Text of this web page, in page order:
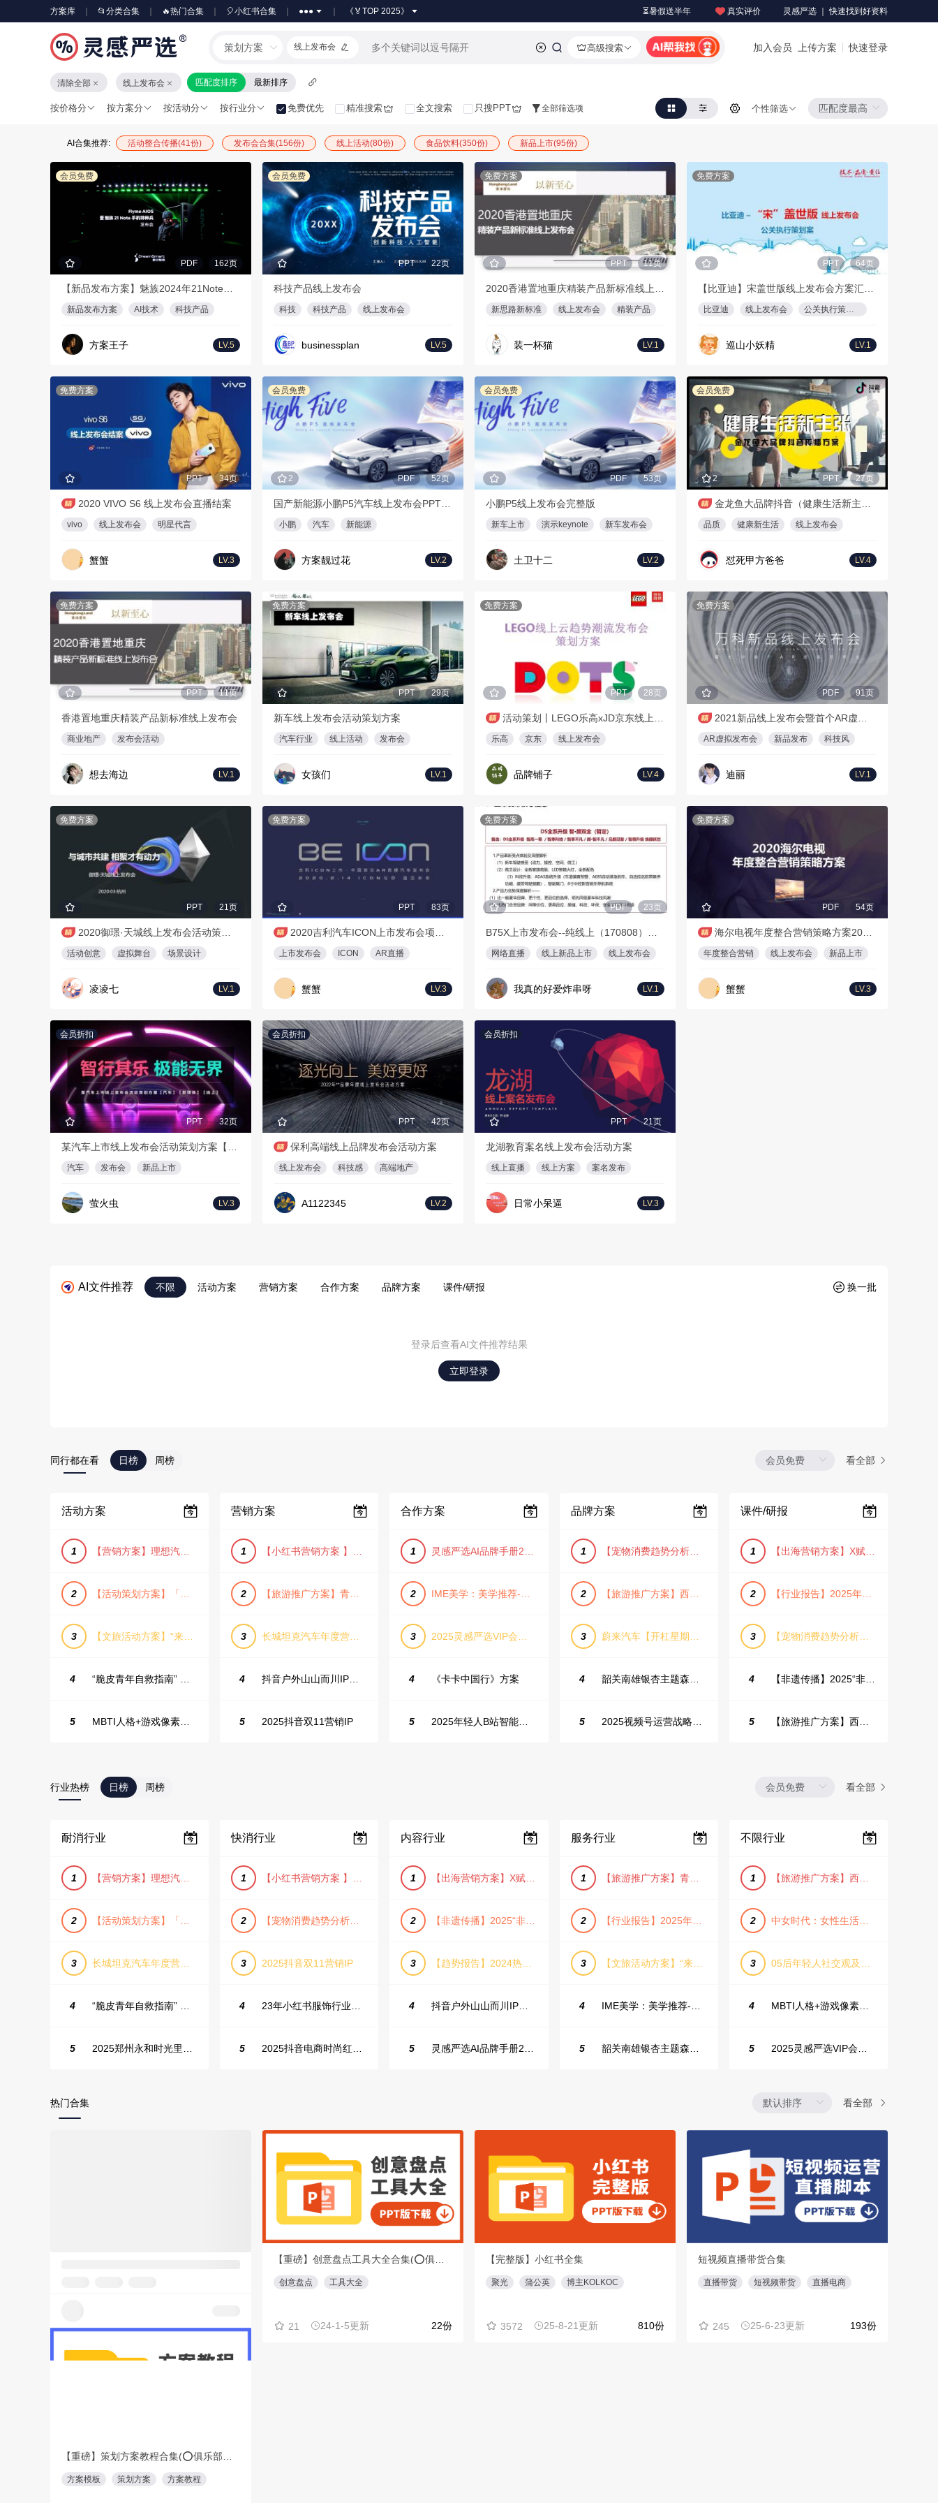
方案库 📂分类合集 🔥热门合集 🎈小红书合集 ●●● 《🏅TOP 2025》 ⏳暑假送半年 真实评价 灵感严选 ｜ 快速找到好资料
策划方案 线上发布会 高级搜索 加入会员 上传方案 快速登录
清除全部 线上发布会 匹配度排序 最新排序
按价格分 按方案分 按活动分 按行业分 免费优先 精准搜索 全文搜索 只搜PPT 全部筛选项 个性筛选
AI合集推荐: 活动整合传播(41份) 发布会合集(156份) 线上活动(80份) 食品饮料(350份) 新品上市(95份)
会员免费
PDF 162页
【新品发布方案】魅族2024年21Note手机线上发布会（AI技术/科技产品/智能生态）
新品发布方案 AI技术 科技产品
方案王子 LV.5
会员免费
PPT 22页
科技产品线上发布会
科技 科技产品 线上发布会
businessplan LV.5
免费方案
PPT 11页
2020香港置地重庆精装产品新标准线上发布会
新思路新标准 线上发布会 精装产品
装一杯猫 LV.1
免费方案
PPT 64页
【比亚迪】宋盖世版线上发布会方案汇报－64页
比亚迪 线上发布会 公关执行策划案
巡山小妖精 LV.1
免费方案
PPT 34页
2020 VIVO S6 线上发布会直播结案
vivo 线上发布会 明星代言
蟹蟹 LV.3
会员免费
2 PDF 52页
小鹏 汽车 新能源
方案靓过花 LV.2
会员免费
PDF 53页
小鹏P5线上发布会完整版
新车上市 演示keynote 新车发布会
土卫十二 LV.2
会员免费
2 PPT 27页
品质 健康新生活 线上发布会
怼死甲方爸爸 LV.4
免费方案
PPT 11页
香港置地重庆精装产品新标准线上发布会
商业地产 发布会活动
想去海边 LV.1
免费方案
PPT 29页
新车线上发布会活动策划方案
汽车行业 线上活动 发布会
女孩们 LV.1
免费方案
PPT 28页
乐高 京东 线上发布会
品牌铺子 LV.4
免费方案
PDF 91页
AR虚拟发布会 新品发布 科技风
迪丽 LV.1
免费方案
PPT 21页
活动创意 虚拟舞台 场景设计
凌凌七 LV.1
免费方案
PPT 83页
上市发布会 ICON AR直播
蟹蟹 LV.3
免费方案
PDF 23页
网络直播 线上新品上市 线上发布会
我真的好爱炸串呀 LV.1
免费方案
PDF 54页
年度整合营销 线上发布会 新品上市
蟹蟹 LV.3
会员折扣
PPT 32页
某汽车上市线上发布会活动策划方案【汽车】【新媒体】【线上】
汽车 发布会 新品上市
萤火虫 LV.3
会员折扣
PPT 42页
保利高端线上品牌发布会活动方案
线上发布会 科技感 高端地产
A1122345 LV.2
会员折扣
PPT 21页
龙湖教育案名线上发布会活动方案
线上直播 线上方案 案名发布
日常小呆逼 LV.3
AI文件推荐 不限 活动方案 营销方案 合作方案 品牌方案 课件/研报 换一批
登录后查看AI文件推荐结果
立即登录
同行都在看 日榜 周榜 看全部
活动方案
1 【营销方案】理想汽车车主露营户外旅行保客活动策划方案
2 【活动策划方案】「团圆盛景」趣味中秋游园会活动策划方案
3 【文旅活动方案】“来和月亮撞个满怀”文旅景区中秋露营音乐会团建拓展方案
4 “脆皮青年自救指南” 五一城市解压生活节活动策划案
5 MBTI人格+游戏像素风主题企业年会
营销方案
1 【小红书营销方案 】2025小红书节日大促节点大促IP营销方案
2 【旅游推广方案】青岛城市活力与山海魅力旅游推广方案（PPT格式）
3 长城坦克汽车年度营销活动方案
4 抖音户外山山而川IP整合营销方案
5 2025抖音双11营销IP
合作方案
1 灵感严选AI品牌手册2025_9.0（下载原件更清晰）
2 IME美学：美学推荐-飞猪旅行春节营销通案
3 2025灵感严选VIP会员手册【向团队介绍/采购报销用】
4 《卡卡中国行》方案
5 2025年轻人B站智能生活家趋势报告
品牌方案
1 【宠物消费趋势分析方案】2025年宠物市场消费报告（创意风/橙色风/数据驱动）
2 【旅游推广方案】西安城市旅游介绍PPT（古风/文化/历史）
3 蔚来汽车【开杠星期三】栏目brief
4 韶关南雄银杏主题森林公园总体设计概念规划方案
5 2025视频号运营战略：数据驱动增长全景指南
课件/研报
1 【出海营销方案】X赋能全球决策链成就中国科技品牌2025年营销方案（PDF格式）
2 【行业报告】2025年Q1证券行业薪酬趋势分析
3 【宠物消费趋势分析方案】2025年宠物市场消费报告（创意风/橙色风/数据驱动）
4 【非遗传播】2025“非遗融入现代生活”互联网平台助力非遗传播与消费专题报告（PDF格式）
5 【旅游推广方案】西安城市旅游介绍PPT（古风/文化/历史）
行业热榜 日榜 周榜 看全部
耐消行业
1 【营销方案】理想汽车车主露营户外旅行保客活动策划方案
2 【活动策划方案】「团圆盛景」趣味中秋游园会活动策划方案
3 长城坦克汽车年度营销活动方案
4 “脆皮青年自救指南” 五一城市解压生活节活动策划案
5 2025郑州永和时光里高校街舞大赛活动策划方案
快消行业
1 【小红书营销方案 】2025小红书节日大促节点大促IP营销方案
2 【宠物消费趋势分析方案】2025年宠物市场消费报告（创意风/橙色风/数据驱动）
3 2025抖音双11营销IP
4 23年小红书服饰行业蒲公英投放指南
5 2025抖音电商时尚红人之书
内容行业
1 【出海营销方案】X赋能全球决策链成就中国科技品牌2025年营销方案（PDF格式）
2 【非遗传播】2025“非遗融入现代生活”互联网平台助力非遗传播与消费专题报告（PDF格式）
3 【趋势报告】2024热议话题人群新趋势分析
4 抖音户外山山而川IP整合营销方案
5 灵感严选AI品牌手册2025_9.0（下载原件更清晰）
服务行业
1 【旅游推广方案】青岛城市活力与山海魅力旅游推广方案（PPT格式）
2 【行业报告】2025年Q1证券行业薪酬趋势分析
3 【文旅活动方案】“来和月亮撞个满怀”文旅景区中秋露营音乐会团建拓展方案
4 IME美学：美学推荐-飞猪旅行春节营销通案
5 韶关南雄银杏主题森林公园总体设计概念规划方案
不限行业
1 【旅游推广方案】西安城市旅游介绍PPT（古风/文化/历史）
2 中女时代：女性生活方式及消费洞察
3 05后年轻人社交观及行为研究2025
4 MBTI人格+游戏像素风主题企业年会
5 2025灵感严选VIP会员手册【向团队介绍/采购报销用】
热门合集 看全部
72 24-7-23更新 14份
创意盘点 工具大全
21 24-1-5更新 22份
【完整版】小红书全集
聚光 蒲公英 博主KOLKOC
3572 25-8-21更新 810份
短视频直播带货合集
直播带货 短视频带货 直播电商
245 25-6-23更新 193份